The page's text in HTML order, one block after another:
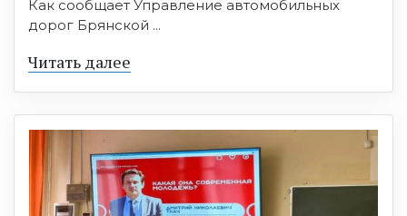
Как сообщает Управление автомобильных
дорог Брянской ...
Читать далее